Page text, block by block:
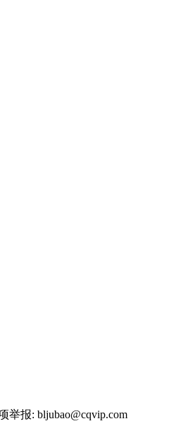
报: bljubao@cqvip.com